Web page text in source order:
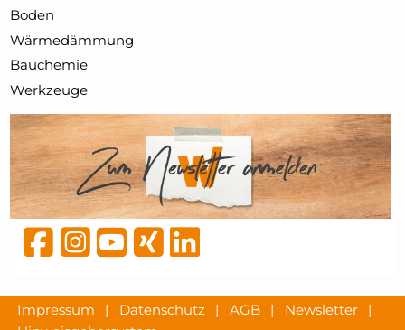
Boden
Wärmedämmung
Bauchemie
Werkzeuge
Impressum | Datenschutz | AGB | Newsletter
|